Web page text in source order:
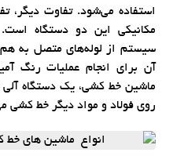
استفاده می‌شود. تفاوت دیگر،
مکانیکی این دو دستگاه
سیستم از لوله‌های متصل به
آن برای انجام عملیات رنگ
ماشین خط کشی، یک دستگاه آلی
روی فولاد و مواد دیگر خط کشی